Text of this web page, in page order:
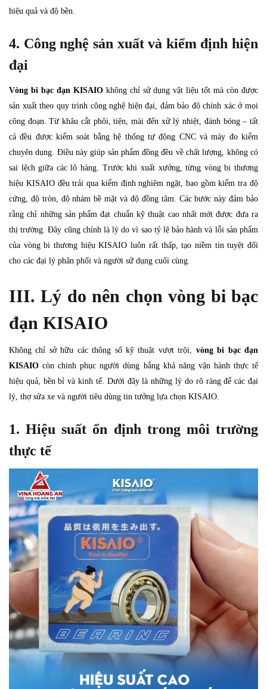
hiệu quả và độ bền.
4. Công nghệ sản xuất và kiểm định hiện
đại
Vòng bi bạc đạn KISAIO không chỉ sử dụng vật liệu tốt mà còn được
sản xuất theo quy trình công nghệ hiện đại, đảm bảo độ chính xác ở mọi
công đoạn. Từ khâu cắt phôi, tiện, mài đến xử lý nhiệt, đánh bóng – tất
cả đều được kiểm soát bằng hệ thống tự động CNC và máy đo kiểm
chuyên dụng. Điều này giúp sản phẩm đồng đều về chất lượng, không có
sai lệch giữa các lô hàng. Trước khi xuất xưởng, từng vòng bi thương
hiệu KISAIO đều trải qua kiểm định nghiêm ngặt, bao gồm kiểm tra độ
cứng, độ tròn, độ nhám bề mặt và độ đồng tâm. Các bước này đảm bảo
rằng chỉ những sản phẩm đạt chuẩn kỹ thuật cao nhất mới được đưa ra
thị trường. Đây cũng chính là lý do vì sao tỷ lệ bảo hành và lỗi sản phẩm
của vòng bi thương hiệu KISAIO luôn rất thấp, tạo niềm tin tuyệt đối
cho các đại lý phân phối và người sử dụng cuối cùng.
III. Lý do nên chọn vòng bi bạc
đạn KISAIO
Không chỉ sở hữu các thông số kỹ thuật vượt trội, vòng bi bạc đạn
KISAIO còn chinh phục người dùng bằng khả năng vận hành thực tế
hiệu quả, bền bỉ và kinh tế. Dưới đây là những lý do rõ ràng để các đại
lý, thợ sửa xe và người tiêu dùng tin tưởng lựa chọn KISAIO.
1. Hiệu suất ổn định trong môi trường
thực tế